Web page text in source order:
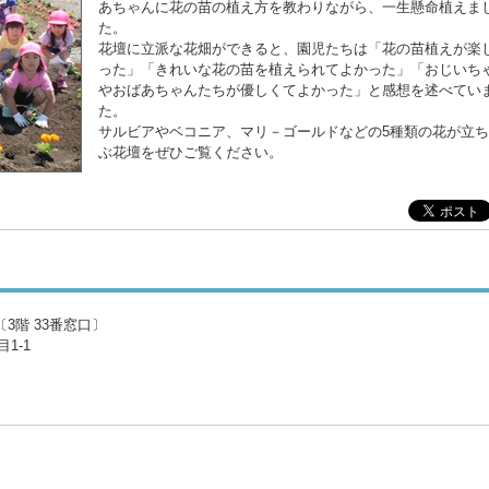
あちゃんに花の苗の植え方を教わりながら、一生懸命植えま
た。
花壇に立派な花畑ができると、園児たちは「花の苗植えが楽
った」「きれいな花の苗を植えられてよかった」「おじいち
やおばあちゃんたちが優しくてよかった」と感想を述べてい
た。
サルビアやベコニア、マリ－ゴールドなどの5種類の花が立
ぶ花壇をぜひご覧ください。
階 33番窓口〕
1-1